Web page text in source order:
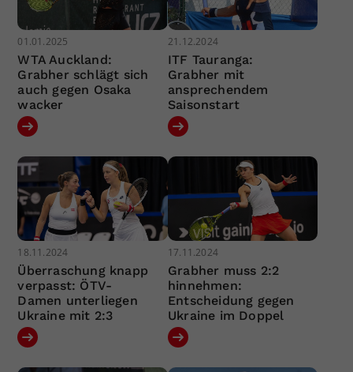
01.01.2025
WTA Auckland:
Grabher schlägt sich
auch gegen Osaka
wacker
21.12.2024
ITF Tauranga:
Grabher mit
ansprechendem
Saisonstart
18.11.2024
Überraschung knapp
verpasst: ÖTV-
Damen unterliegen
Ukraine mit 2:3
17.11.2024
Grabher muss 2:2
hinnehmen:
Entscheidung gegen
Ukraine im Doppel